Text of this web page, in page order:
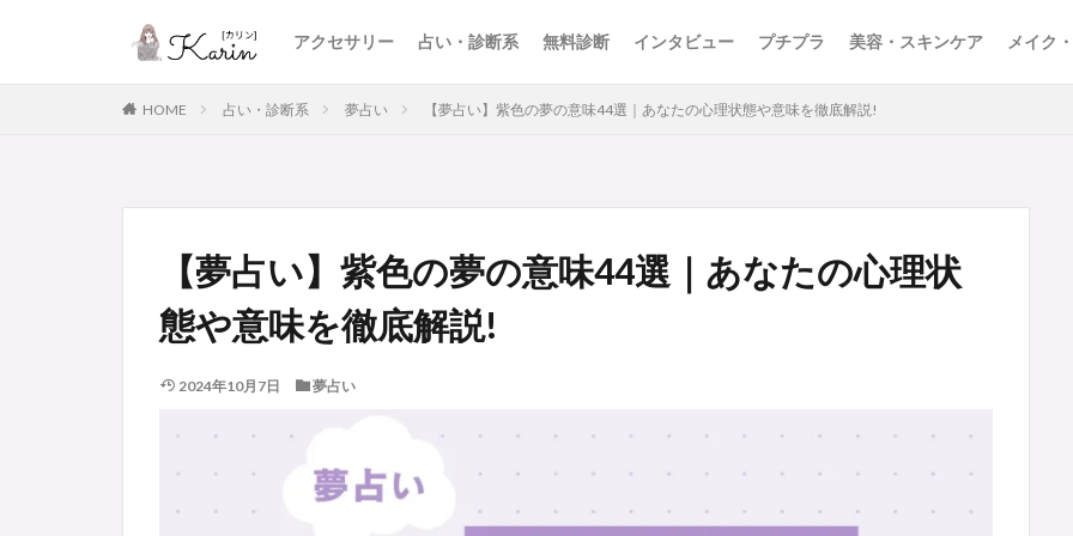
アクセサリー 占い・診断系 無料診断 インタビュー プチプラ 美容・スキンケア メイク
HOME 占い・診断系 夢占い 【夢占い】紫色の夢の意味44選｜あなたの心理状態や意味を徹底解説!
【夢占い】紫色の夢の意味44選｜あなたの心理状
態や意味を徹底解説!
2024年10月7日 夢占い